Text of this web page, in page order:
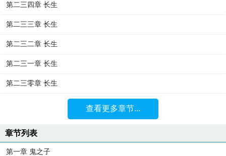
第二三四章 长生
第二三三章 长生
第二三二章 长生
第二三一章 长生
第二三零章 长生
查看更多章节...
章节列表
第一章 鬼之子